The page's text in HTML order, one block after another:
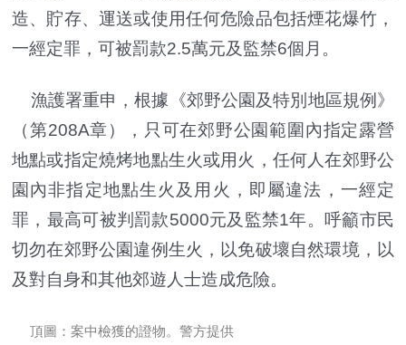
造、貯存、運送或使用任何危險品包括煙花爆竹，
一經定罪，可被罰款2.5萬元及監禁6個月。
漁護署重申，根據《郊野公園及特別地區規例》
（第208A章），只可在郊野公園範圍內指定露營
地點或指定燒烤地點生火或用火，任何人在郊野公
園內非指定地點生火及用火，即屬違法，一經定
罪，最高可被判罰款5000元及監禁1年。呼籲市民
切勿在郊野公園違例生火，以免破壞自然環境，以
及對自身和其他郊遊人士造成危險。
頂圖：案中檢獲的證物。警方提供